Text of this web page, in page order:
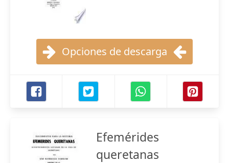
Opciones de descarga
Efemérides
queretanas